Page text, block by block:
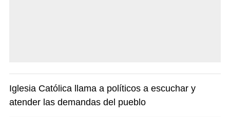
Iglesia Católica llama a políticos a escuchar y
atender las demandas del pueblo